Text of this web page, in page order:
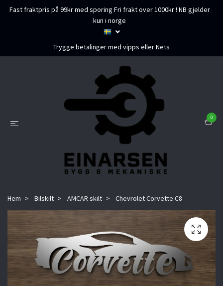
Fast fraktpris på 99kr med sporing Fri frakt over 1000kr ! NB gjelder
kun i norge
Trygge betalinger med vipps eller Nets
0
Hem Bilskilt AMCAR skilt Chevrolet Corvette C8